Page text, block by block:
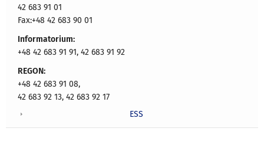
42 683 91 01
Fax:+48 42 683 90 01
Informatorium:
+48 42 683 91 91, 42 683 91 92
REGON:
+48 42 683 91 08,
42 683 92 13, 42 683 92 17
ESS